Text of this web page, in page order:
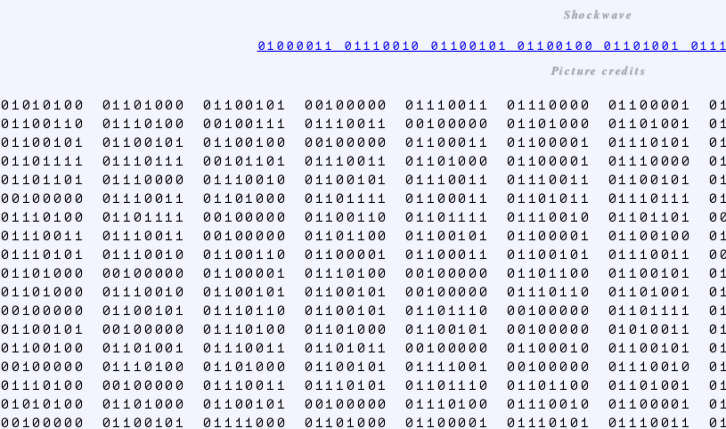
Shockwave
01000011 01110010 01100101 01100100 01101001
Picture credits
01010100 01101000 01100101 00100000 01110011 01110000 01100001
01100110 01110100 00100111 01110011 00100000 01101000 01101001
01100101 01100101 01100100 00100000 01100011 01100001 01110101
01101111 01110111 00101101 01110011 01101000 01100001 01110000
01101101 01110000 01110010 01100101 01110011 01110011 01100101
00100000 01110011 01101000 01101111 01100011 01101011 01110111
01110100 01101111 00100000 01100110 01101111 01110010 01101101
01110011 01110011 00100000 01101100 01100101 01100001 01100100
01110101 01110010 01100110 01100001 01100011 01100101 01110011
01101000 00100000 01100001 01110100 00100000 01101100 01100101
01101000 01110010 01100101 01100101 00100000 01110110 01101001
00100000 01100101 01110110 01100101 01101110 00100000 01101111
01100101 00100000 01110100 01101000 01100101 00100000 01010011
01100100 01101001 01110011 01101011 00100000 01100010 01100101
00100000 01110100 01101000 01100101 01111001 00100000 01110010
01110100 00100000 01110011 01110101 01101110 01101100 01101001
01010100 01101000 01100101 00100000 01110100 01110010 01100001
00100000 01100101 01111000 01101000 01100001 01110101 01110011